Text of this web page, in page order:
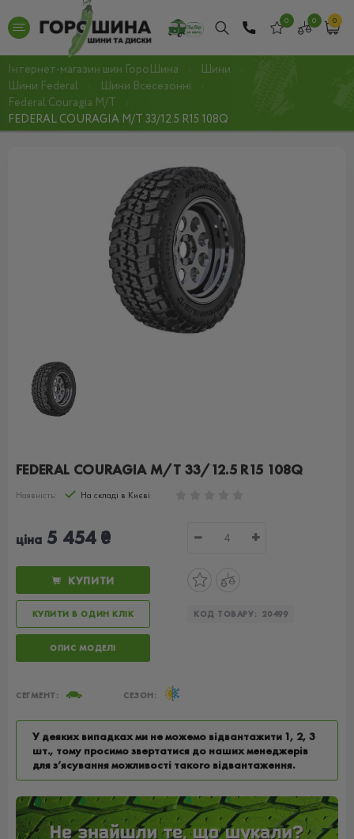
0 0 0
Інтернет-магазин шин ГороШина
Шини
Шини Federal
Шини Всесезонні
Federal Couragia M/T
FEDERAL COURAGIA M/T 33/12.5 R15 108Q
FEDERAL COURAGIA M/T 33/12.5 R15 108Q
Наявність: На складі в Києві
ціна 5 454 ₴ − +
КУПИТИ
КУПИТИ В ОДИН КЛІК КОД ТОВАРУ: 20499
ОПИС МОДЕЛІ
СЕГМЕНТ: СЕЗОН:
У деяких випадках ми не можемо відвантажити 1, 2, 3
шт., тому просимо звертатися до наших менеджерів
для з’ясування можливості такого відвантаження.